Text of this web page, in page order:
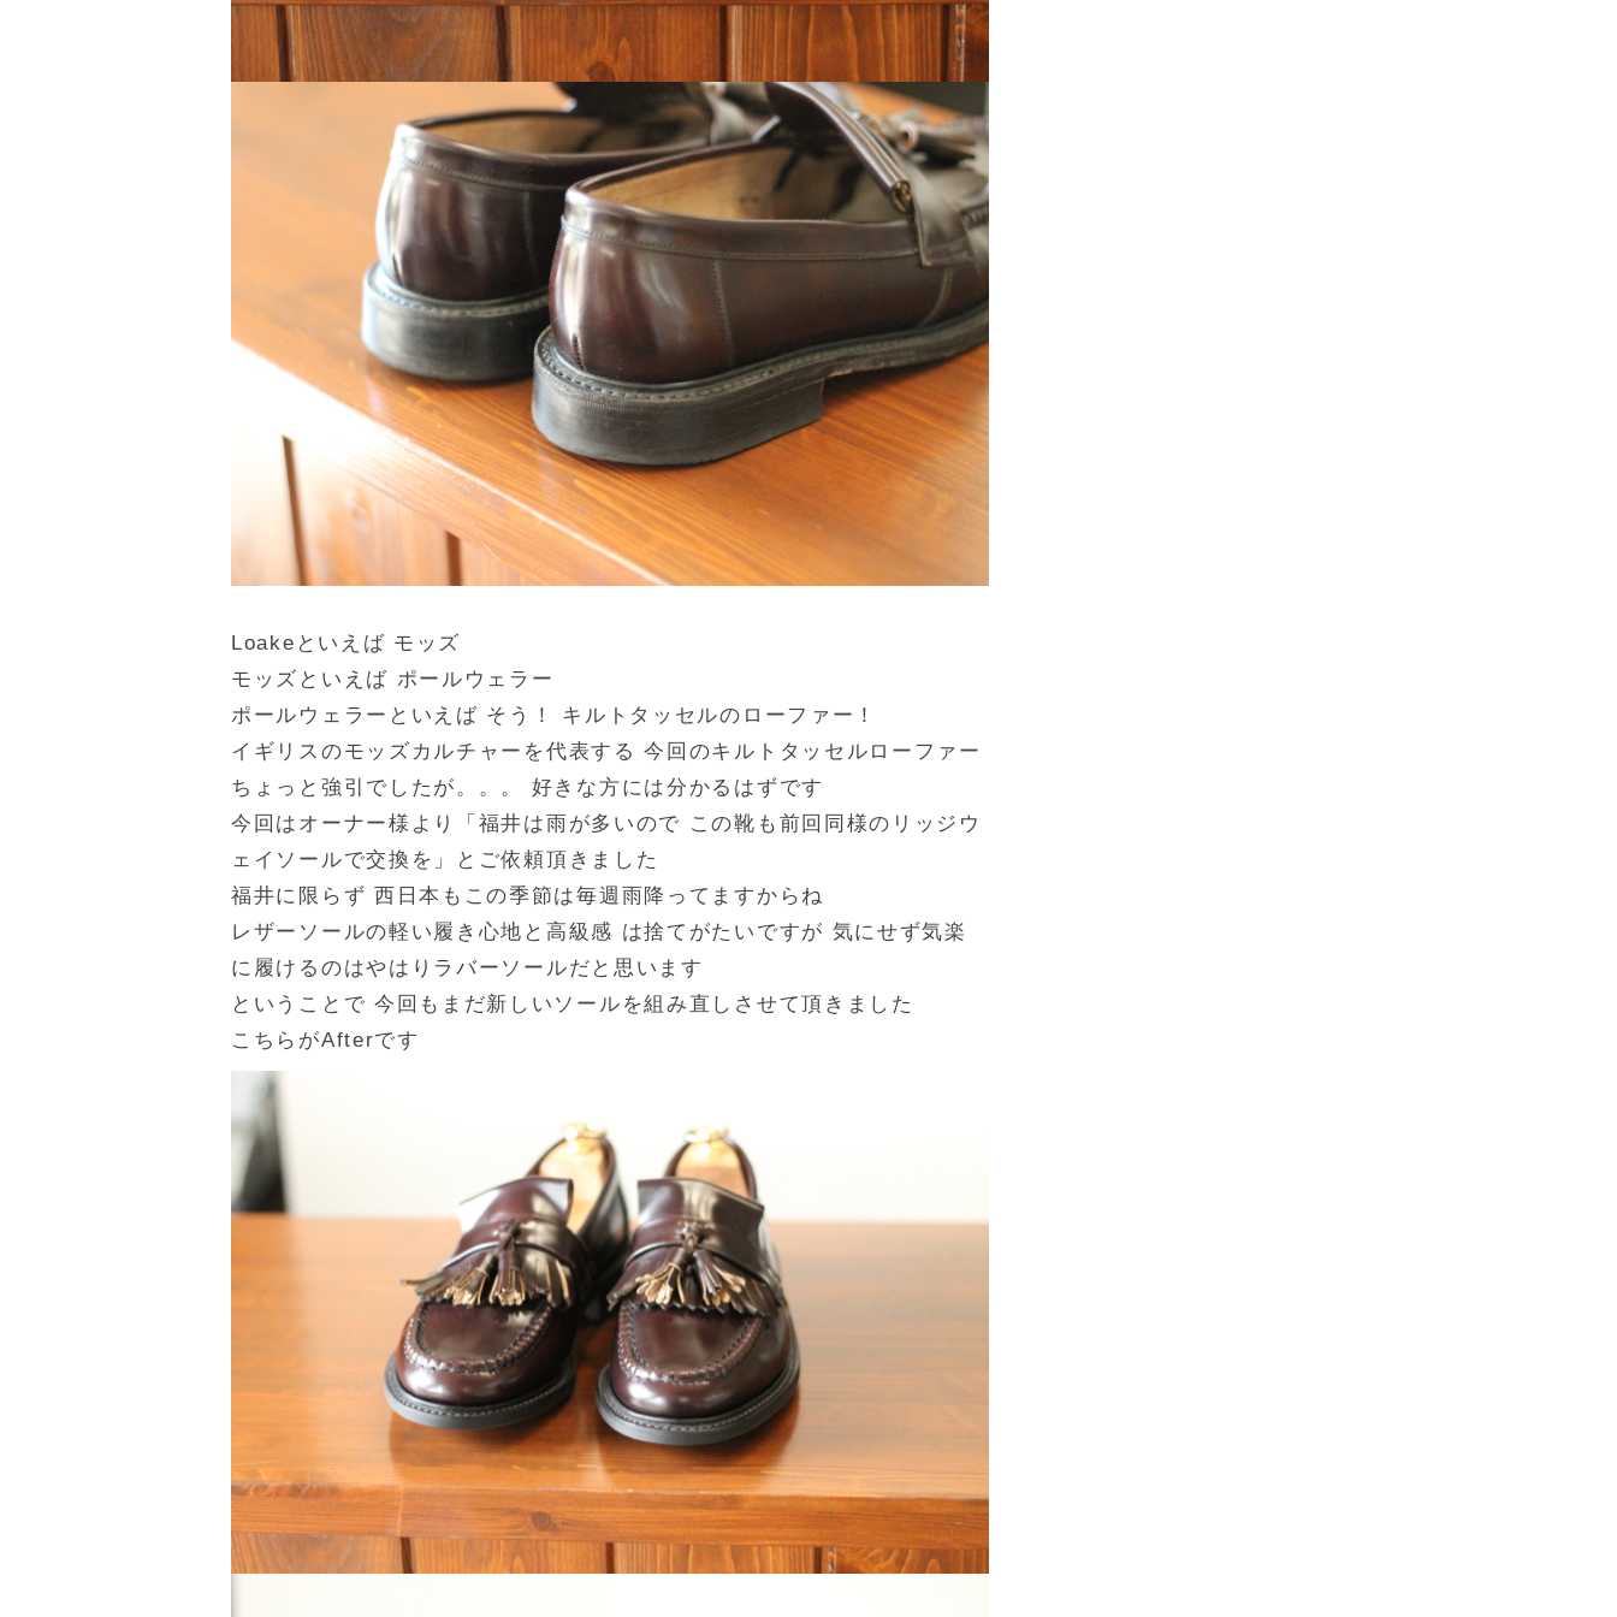
Loakeといえば モッズ
モッズといえば ポールウェラー
ポールウェラーといえば そう！ キルトタッセルのローファー！
イギリスのモッズカルチャーを代表する 今回のキルトタッセルローファー
ちょっと強引でしたが。。。 好きな方には分かるはずです
今回はオーナー様より「福井は雨が多いので この靴も前回同様のリッジウ
ェイソールで交換を」とご依頼頂きました
福井に限らず 西日本もこの季節は毎週雨降ってますからね
レザーソールの軽い履き心地と高級感 は捨てがたいですが 気にせず気楽
に履けるのはやはりラバーソールだと思います
ということで 今回もまだ新しいソールを組み直しさせて頂きました
こちらがAfterです